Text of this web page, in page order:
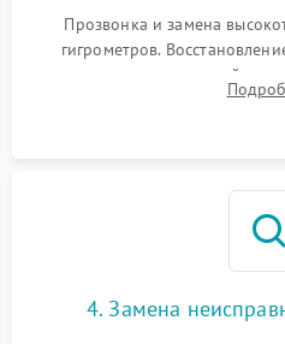
Прозвонка и замена
гигрометров.
управления, отвечающей за
Проверка систем защиты от
4. Замена